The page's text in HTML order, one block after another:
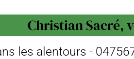
Christian Sacré,
les alentours -